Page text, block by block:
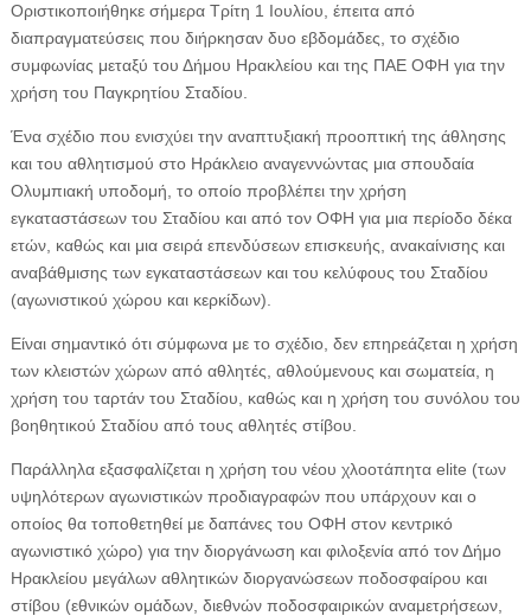
Οριστικοποιήθηκε σήμερα Τρίτη 1 Ιουλίου, έπειτα από
διαπραγματεύσεις που διήρκησαν δυο εβδομάδες, το σχέδιο
συμφωνίας μεταξύ του Δήμου Ηρακλείου και της ΠΑΕ ΟΦΗ για την
χρήση του Παγκρητίου Σταδίου.
Ένα σχέδιο που ενισχύει την αναπτυξιακή προοπτική της άθλησης
και του αθλητισμού στο Ηράκλειο αναγεννώντας μια σπουδαία
Ολυμπιακή υποδομή, το οποίο προβλέπει την χρήση
εγκαταστάσεων του Σταδίου και από τον ΟΦΗ για μια περίοδο δέκα
ετών, καθώς και μια σειρά επενδύσεων επισκευής, ανακαίνισης και
αναβάθμισης των εγκαταστάσεων και του κελύφους του Σταδίου
(αγωνιστικού χώρου και κερκίδων).
Είναι σημαντικό ότι σύμφωνα με το σχέδιο, δεν επηρεάζεται η χρήση
των κλειστών χώρων από αθλητές, αθλούμενους και σωματεία, η
χρήση του ταρτάν του Σταδίου, καθώς και η χρήση του συνόλου του
βοηθητικού Σταδίου από τους αθλητές στίβου.
Παράλληλα εξασφαλίζεται η χρήση του νέου χλοοτάπητα elite (των
υψηλότερων αγωνιστικών προδιαγραφών που υπάρχουν και ο
οποίος θα τοποθετηθεί με δαπάνες του ΟΦΗ στον κεντρικό
αγωνιστικό χώρο) για την διοργάνωση και φιλοξενία από τον Δήμο
Ηρακλείου μεγάλων αθλητικών διοργανώσεων ποδοσφαίρου και
στίβου (εθνικών ομάδων, διεθνών ποδοσφαιρικών αναμετρήσεων,